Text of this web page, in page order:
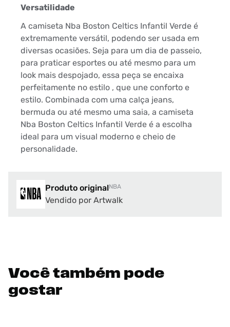
Versatilidade
A camiseta Nba Boston Celtics Infantil Verde é
extremamente versátil, podendo ser usada em
diversas ocasiões. Seja para um dia de passeio,
para praticar esportes ou até mesmo para um
look mais despojado, essa peça se encaixa
perfeitamente no estilo , que une conforto e
estilo. Combinada com uma calça jeans,
bermuda ou até mesmo uma saia, a camiseta
Nba Boston Celtics Infantil Verde é a escolha
ideal para um visual moderno e cheio de
personalidade.
Produto originalNBA
Vendido por Artwalk
Você também pode
gostar